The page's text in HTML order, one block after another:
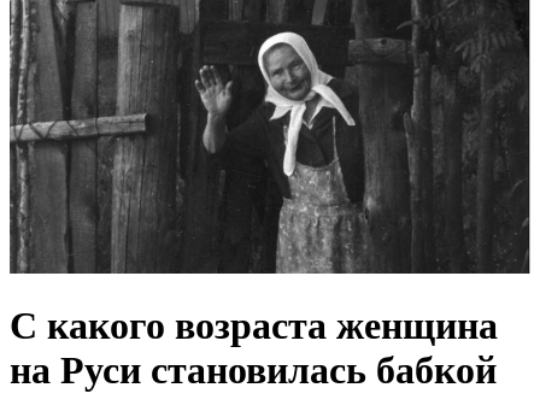
С какого возраста женщина
на Руси становилась бабкой